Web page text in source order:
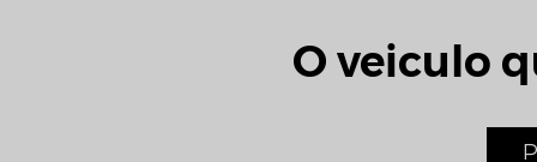
O veiculo